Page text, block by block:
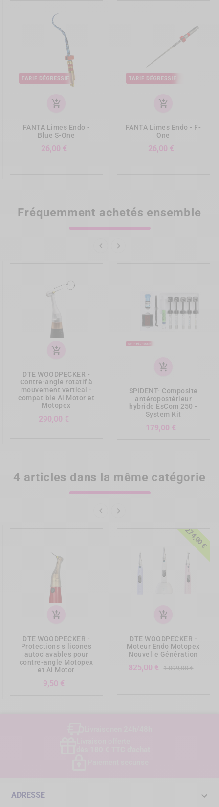
add_shopping_cart
FANTA Limes Endo -
Blue S-One
26,00 €
add_shopping_cart
FANTA Limes Endo - F-
One
26,00 €
Fréquemment achetés ensemble
 
add_shopping_cart
DTE WOODPECKER -
Contre-angle rotatif à
mouvement vertical -
compatible Ai Motor et
Motopex
290,00 €
add_shopping_cart
SPIDENT- Composite
antéropostérieur
hybride EsCom 250 -
System Kit
179,00 €
4 articles dans la même catégorie
 
add_shopping_cart
DTE WOODPECKER -
Protections silicones
autoclavables pour
contre-angle Motopex
et Ai Motor
9,50 €
add_shopping_cart
-274,00 €
DTE WOODPECKER -
Moteur Endo Motopex
Nouvelle Génération
825,00 € 1 099,00 €
ADRESSE 